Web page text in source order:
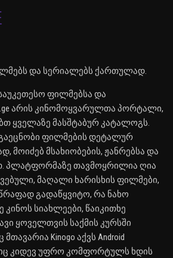
და სერიალებს ქართულად.
ფილმებსა და
არის კინომოყვარულთა პორტალი,
ყველაზე მასშტაბურ კატალოგს.
ფილმების დეტალურ
მოიძებ მსახიობების, ჟანრებსა და
პლატფორმაზე თავმოყრილია ღია
მაღალი ხარისხის ფილმები,
გადაწყვიტო, რა ნახო
კინოს სიახლეები, წაიკითხე
ყოველთვის საქმის კურსში
Kinogo აქვს Android
კიდევ უფრო კომფორტულს ხდის